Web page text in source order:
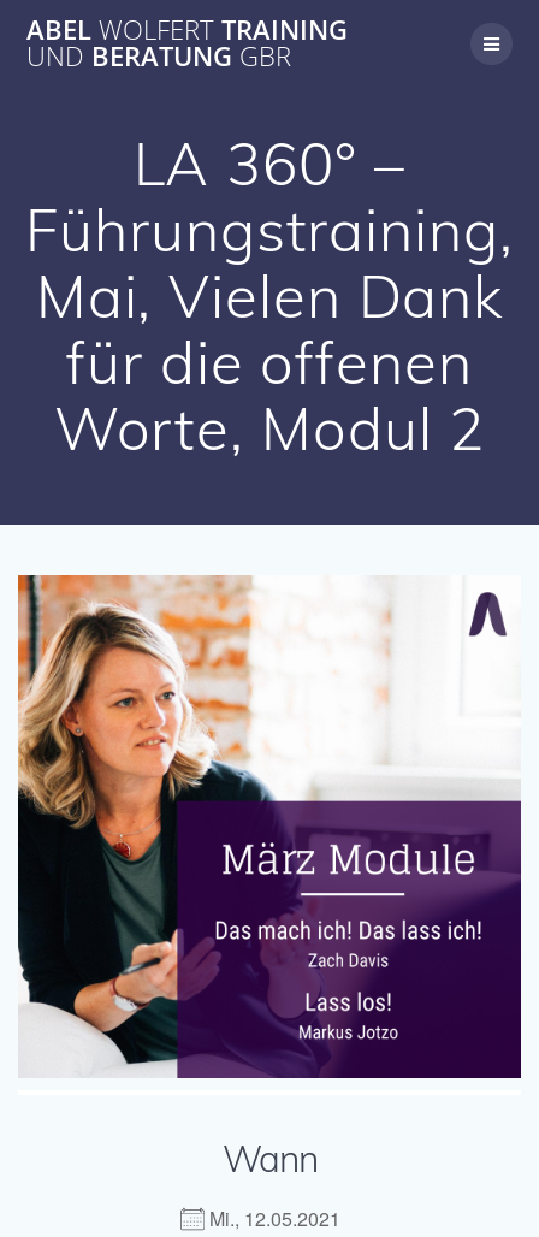
Inhalt
springen
ABELWOLFERTTRAINING
UND BERATUNG GBR
LA 360° –
Führungstraining,
Mai, Vielen Dank
für die offenen
Worte, Modul 2
Wann
Mi., 12.05.2021